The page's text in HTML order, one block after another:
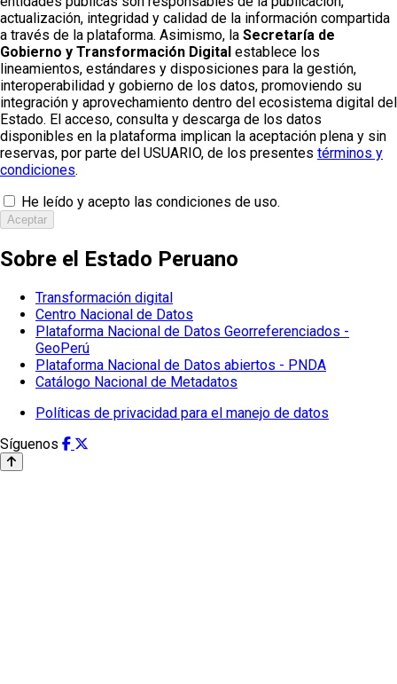
actualización, integridad y calidad de la información compartida
a través de la plataforma. Asimismo, la Secretaría de
Gobierno y Transformación Digital establece los
lineamientos, estándares y disposiciones para la gestión,
interoperabilidad y gobierno de los datos, promoviendo su
integración y aprovechamiento dentro del ecosistema digital del
Estado. El acceso, consulta y descarga de los datos
disponibles en la plataforma implican la aceptación plena y sin
reservas, por parte del USUARIO, de los presentes términos y
condiciones.
He leído y acepto las condiciones de uso.
Aceptar
Sobre el Estado Peruano
Transformación digital
Centro Nacional de Datos
Plataforma Nacional de Datos Georreferenciados -
GeoPerú
Plataforma Nacional de Datos abiertos - PNDA
Catálogo Nacional de Metadatos
Políticas de privacidad para el manejo de datos
Síguenos